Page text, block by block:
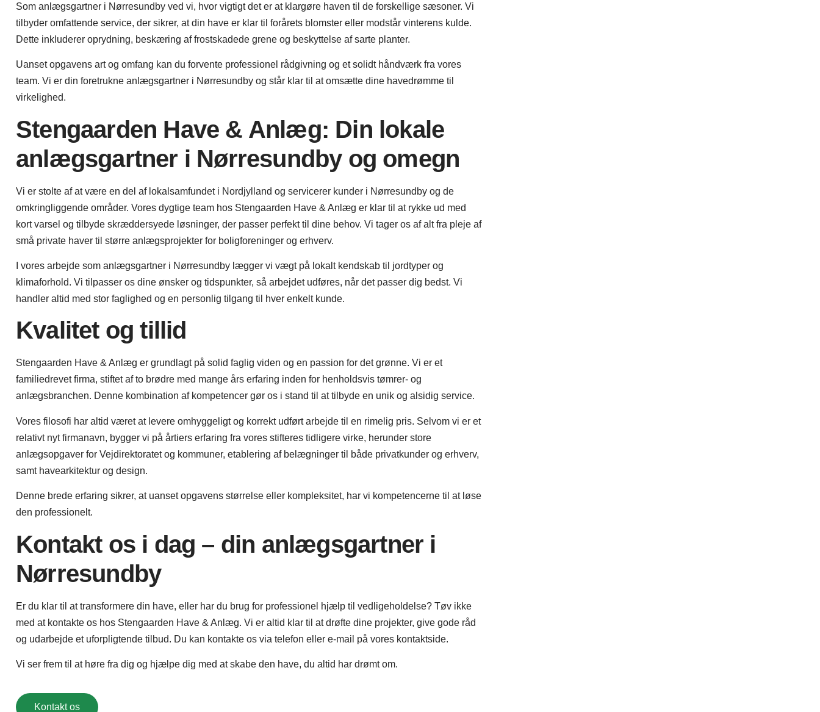
Som anlægsgartner i Nørresundby ved vi, hvor vigtigt det er at klargøre haven til de forskellige sæsoner. Vi
tilbyder omfattende service, der sikrer, at din have er klar til forårets blomster eller modstår vinterens kulde.
Dette inkluderer oprydning, beskæring af frostskadede grene og beskyttelse af sarte planter.
Uanset opgavens art og omfang kan du forvente professionel rådgivning og et solidt håndværk fra vores
team. Vi er din foretrukne anlægsgartner i Nørresundby og står klar til at omsætte dine havedrømme til
virkelighed.
Stengaarden Have & Anlæg: Din lokale
anlægsgartner i Nørresundby og omegn
Vi er stolte af at være en del af lokalsamfundet i Nordjylland og servicerer kunder i Nørresundby og de
omkringliggende områder. Vores dygtige team hos Stengaarden Have & Anlæg er klar til at rykke ud med
kort varsel og tilbyde skræddersyede løsninger, der passer perfekt til dine behov. Vi tager os af alt fra pleje af
små private haver til større anlægsprojekter for boligforeninger og erhverv.
I vores arbejde som anlægsgartner i Nørresundby lægger vi vægt på lokalt kendskab til jordtyper og
klimaforhold. Vi tilpasser os dine ønsker og tidspunkter, så arbejdet udføres, når det passer dig bedst. Vi
handler altid med stor faglighed og en personlig tilgang til hver enkelt kunde.
Kvalitet og tillid
Stengaarden Have & Anlæg er grundlagt på solid faglig viden og en passion for det grønne. Vi er et
familiedrevet firma, stiftet af to brødre med mange års erfaring inden for henholdsvis tømrer- og
anlægsbranchen. Denne kombination af kompetencer gør os i stand til at tilbyde en unik og alsidig service.
Vores filosofi har altid været at levere omhyggeligt og korrekt udført arbejde til en rimelig pris. Selvom vi er et
relativt nyt firmanavn, bygger vi på årtiers erfaring fra vores stifteres tidligere virke, herunder store
anlægsopgaver for Vejdirektoratet og kommuner, etablering af belægninger til både privatkunder og erhverv,
samt havearkitektur og design.
Denne brede erfaring sikrer, at uanset opgavens størrelse eller kompleksitet, har vi kompetencerne til at løse
den professionelt.
Kontakt os i dag – din anlægsgartner i
Nørresundby
Er du klar til at transformere din have, eller har du brug for professionel hjælp til vedligeholdelse? Tøv ikke
med at kontakte os hos Stengaarden Have & Anlæg. Vi er altid klar til at drøfte dine projekter, give gode råd
og udarbejde et uforpligtende tilbud. Du kan kontakte os via telefon eller e-mail på vores kontaktside.
Vi ser frem til at høre fra dig og hjælpe dig med at skabe den have, du altid har drømt om.
Kontakt os